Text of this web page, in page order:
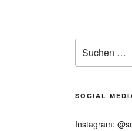
nach:
SOCIAL
Instagram: